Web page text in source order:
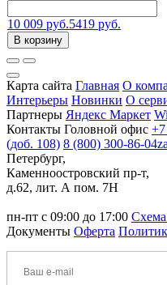
10 009 руб.5419 руб.
В корзину
Карта сайта Главная О
Интерьеры Новинки О
Партнеры Яндекс Маркет
Контакты Головной офис +7
(доб. 108) 8 (800) 300-86-04
Петербург,
Каменноостровский пр-т,
д.62, лит. А пом. 7Н
пн-пт с 09:00 до 17:00
Документы Оферта